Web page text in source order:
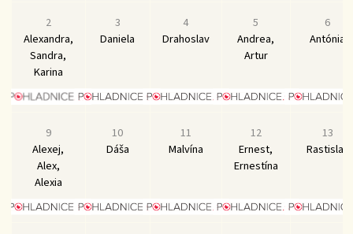
2
Alexandra,
Sandra,
Karina
3
Daniela
4
Drahoslav
5
Andrea,
Artur
6
Antónia
9
Alexej,
Alex,
Alexia
10
Dáša
11
Malvína
12
Ernest,
Ernestína
13
Rastislav